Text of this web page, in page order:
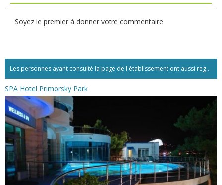
Soyez le premier à donner votre commentaire
Les personnes ayant consulté la page de l'établissement ont aussi regardé:...
SPA Hotel Primorsky Park